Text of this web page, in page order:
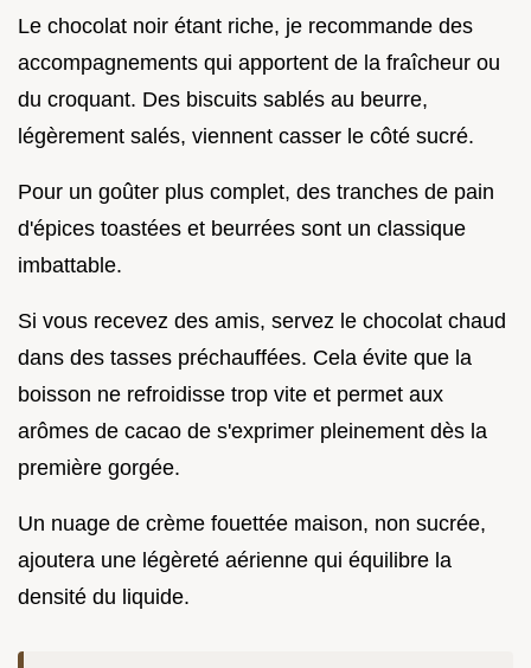
Le chocolat noir étant riche, je recommande des
accompagnements qui apportent de la fraîcheur ou
du croquant. Des biscuits sablés au beurre,
légèrement salés, viennent casser le côté sucré.
Pour un goûter plus complet, des tranches de pain
d'épices toastées et beurrées sont un classique
imbattable.
Si vous recevez des amis, servez le chocolat chaud
dans des tasses préchauffées. Cela évite que la
boisson ne refroidisse trop vite et permet aux
arômes de cacao de s'exprimer pleinement dès la
première gorgée.
Un nuage de crème fouettée maison, non sucrée,
ajoutera une légèreté aérienne qui équilibre la
densité du liquide.